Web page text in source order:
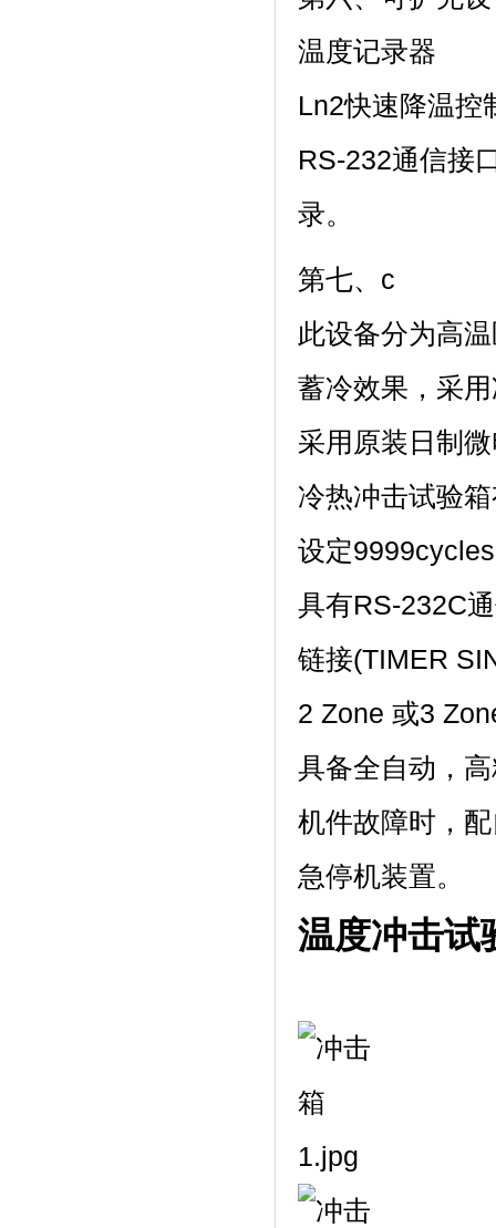
温度记录器
Ln2快速降温控
RS-232通信接
录。
第七、c
此设备分为高温
蓄冷效果，
采用原装日制微
冷热冲击试验箱
设定
具有RS-232C通
链接(TIMER
2 Zone 或3 Zone
具备全自动，
机件故障时，
急停机装置。
温度冲击试